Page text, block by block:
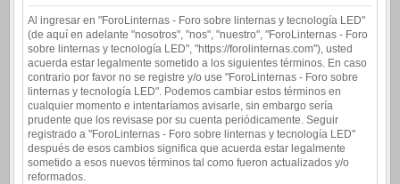
Al ingresar en "ForoLinternas - Foro sobre linternas y tecnología LED"
(de aquí en adelante "nosotros", "nos", "nuestro", "ForoLinternas - Foro
sobre linternas y tecnología LED", "https://forolinternas.com"), usted
acuerda estar legalmente sometido a los siguientes términos. En caso
contrario por favor no se registre y/o use "ForoLinternas - Foro sobre
linternas y tecnología LED". Podemos cambiar estos términos en
cualquier momento e intentaríamos avisarle, sin embargo sería
prudente que los revisase por su cuenta periódicamente. Seguir
registrado a "ForoLinternas - Foro sobre linternas y tecnología LED"
después de esos cambios significa que acuerda estar legalmente
sometido a esos nuevos términos tal como fueron actualizados y/o
reformados.